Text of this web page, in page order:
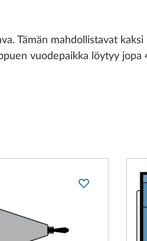
Tämän mahdollistavat
vuodepaikka löytyy jopa